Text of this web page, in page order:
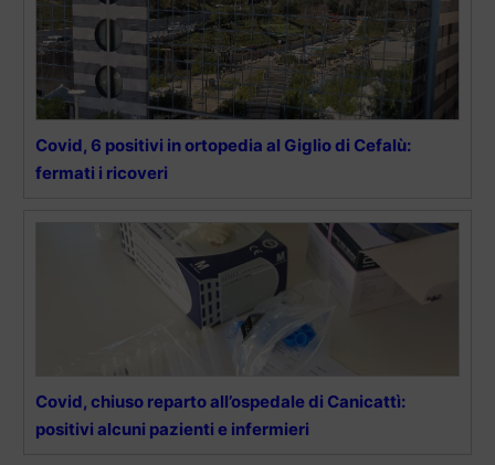
Covid, 6 positivi in ortopedia al Giglio di Cefalù:
fermati i ricoveri
Covid, chiuso reparto all’ospedale di Canicattì:
positivi alcuni pazienti e infermieri